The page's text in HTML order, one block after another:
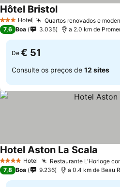
3 EstrelasHotel Quartos renovados e
Hôtel Bristol
7,6 Boa 3.035 a 2.0 km de
De € 51
Consulte os preços de 12 sites
4 EstrelasHotel Restaurante L'Horloge
Hotel Aston La Scala
7,8 Boa 9.236 a 0.4 km de Beau